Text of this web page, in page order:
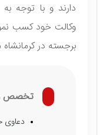
دارند و با توجه
وکالت خود کسب
برجسته در
تخصص
دعاوی